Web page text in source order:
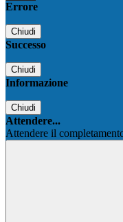
Errore
Chiudi
Successo
Chiudi
Informazione
Chiudi
Attendere...
Attendere il